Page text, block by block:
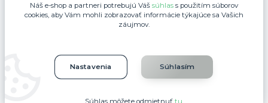
Upravit sběr cookies.
Náš e-shop a partneri potrebujú Váš súhlas s použitím súborov
cookies, aby Vám mohli zobrazovať informácie týkajúce sa Vašich
záujmov.
Nastavenia Súhlasím
Súhlas môžete odmietnuť tu